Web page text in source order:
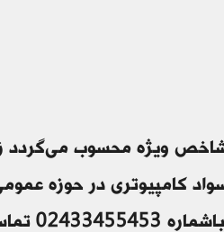
ویژه محسوب می‌گردد